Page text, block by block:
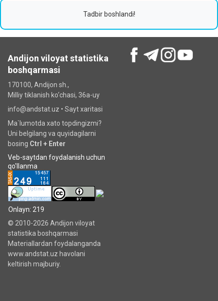
Tadbir boshlandi!
Andijon viloyat statistika
boshqarmasi
170100, Andijon sh.,
Milliy tiklanish ko‘chаsi, 36a-uy
info@andstat.uz • Sayt xaritasi
Ma`lumotda xato topdingizmi?
Uni belgilang va quyidagilarni
bosing Ctrl + Enter
Veb-saytdan foydalanish uchun
qo'llanma
Onlayn: 219
© 2010-2026 Andijon viloyat
statistika boshqarmasi
Materiallardan foydalanganda
www.andstat.uz havolani
keltirish majburiy.